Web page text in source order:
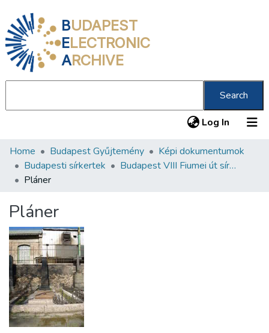
BUDAPEST
ELECTRONIC
ARCHIVE
Search
Log In (current)
Communities & Collections
All of DSpace
About us
Home Budapest Gyűjtemény
Képi dokumentumok
Budapesti sírkertek
Budapest VIII Fiumei út sírkert 3. rész
Pláner
Pláner